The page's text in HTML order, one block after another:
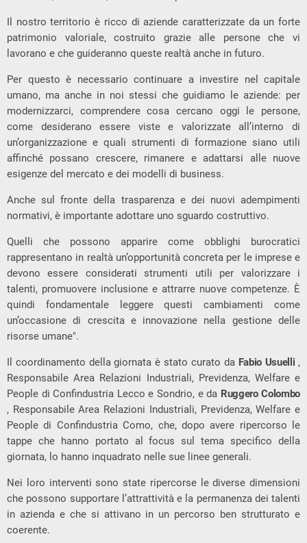
Il nostro territorio è ricco di aziende caratterizzate da un forte
patrimonio valoriale, costruito grazie alle persone che vi
lavorano e che guideranno queste realtà anche in futuro.
Per questo è necessario continuare a investire nel capitale
umano, ma anche in noi stessi che guidiamo le aziende: per
modernizzarci, comprendere cosa cercano oggi le persone,
come desiderano essere viste e valorizzate all’interno di
un’organizzazione e quali strumenti di formazione siano utili
affinché possano crescere, rimanere e adattarsi alle nuove
esigenze del mercato e dei modelli di business.
Anche sul fronte della trasparenza e dei nuovi adempimenti
normativi, è importante adottare uno sguardo costruttivo.
Quelli che possono apparire come obblighi burocratici
rappresentano in realtà un’opportunità concreta per le imprese e
devono essere considerati strumenti utili per valorizzare i
talenti, promuovere inclusione e attrarre nuove competenze. È
quindi fondamentale leggere questi cambiamenti come
un’occasione di crescita e innovazione nella gestione delle
risorse umane".
Il coordinamento della giornata è stato curato da Fabio Usuelli ,
Responsabile Area Relazioni Industriali, Previdenza, Welfare e
People di Confindustria Lecco e Sondrio, e da Ruggero Colombo
, Responsabile Area Relazioni Industriali, Previdenza, Welfare e
People di Confindustria Como, che, dopo avere ripercorso le
tappe che hanno portato al focus sul tema specifico della
giornata, lo hanno inquadrato nelle sue linee generali.
Nei loro interventi sono state ripercorse le diverse dimensioni
che possono supportare l’attrattività e la permanenza dei talenti
in azienda e che si attivano in un percorso ben strutturato e
coerente.